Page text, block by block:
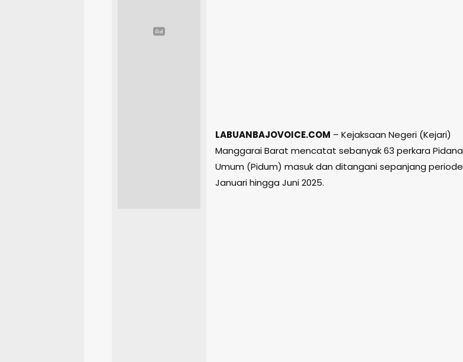
LABUANBAJOVOICE.COM – Kejaksaan Negeri (Kejari)
Manggarai Barat mencatat sebanyak 63 perkara Pidana
Umum (Pidum) masuk dan ditangani sepanjang periode
Januari hingga Juni 2025.